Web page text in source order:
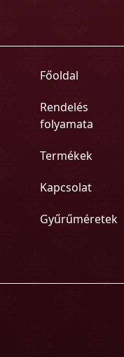
Főoldal
Rendelés
folyamata
Termékek
Kapcsolat
Gyűrűméretek